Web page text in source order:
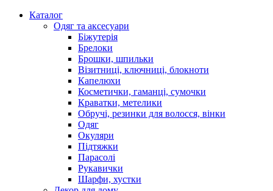
Каталог
Oдяг та аксесуари
Біжутерія
Брелоки
Брошки, шпильки
Візитниці, ключниці, блокноти
Капелюхи
Косметички, гаманці, сумочки
Краватки, метелики
Обручі, резинки для волосся, вінки
Одяг
Окуляри
Підтяжки
Парасолі
Рукавички
Шарфи, хустки